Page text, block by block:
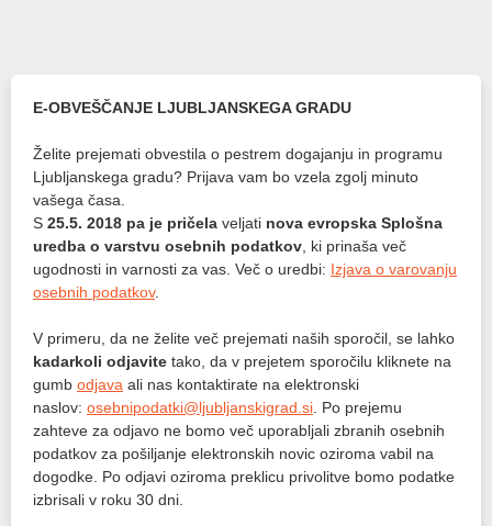
E-OBVEŠČANJE LJUBLJANSKEGA GRADU
Želite prejemati obvestila o pestrem dogajanju in programu
Ljubljanskega gradu? Prijava vam bo vzela zgolj minuto
vašega časa.
S 25.5. 2018 pa je pričela veljati nova evropska Splošna
uredba o varstvu osebnih podatkov , ki prinaša več
ugodnosti in varnosti za vas. Več o uredbi: Izjava o varovanju
osebnih podatkov.
V primeru, da ne želite več prejemati naših sporočil, se lahko
kadarkoli odjavite tako, da v prejetem sporočilu kliknete na
gumb odjava ali nas kontaktirate na elektronski
naslov: osebnipodatki@ljubljanskigrad.si . Po prejemu
zahteve za odjavo ne bomo več uporabljali zbranih osebnih
podatkov za pošiljanje elektronskih novic oziroma vabil na
dogodke. Po odjavi oziroma preklicu privolitve bomo podatke
izbrisali v roku 30 dni.